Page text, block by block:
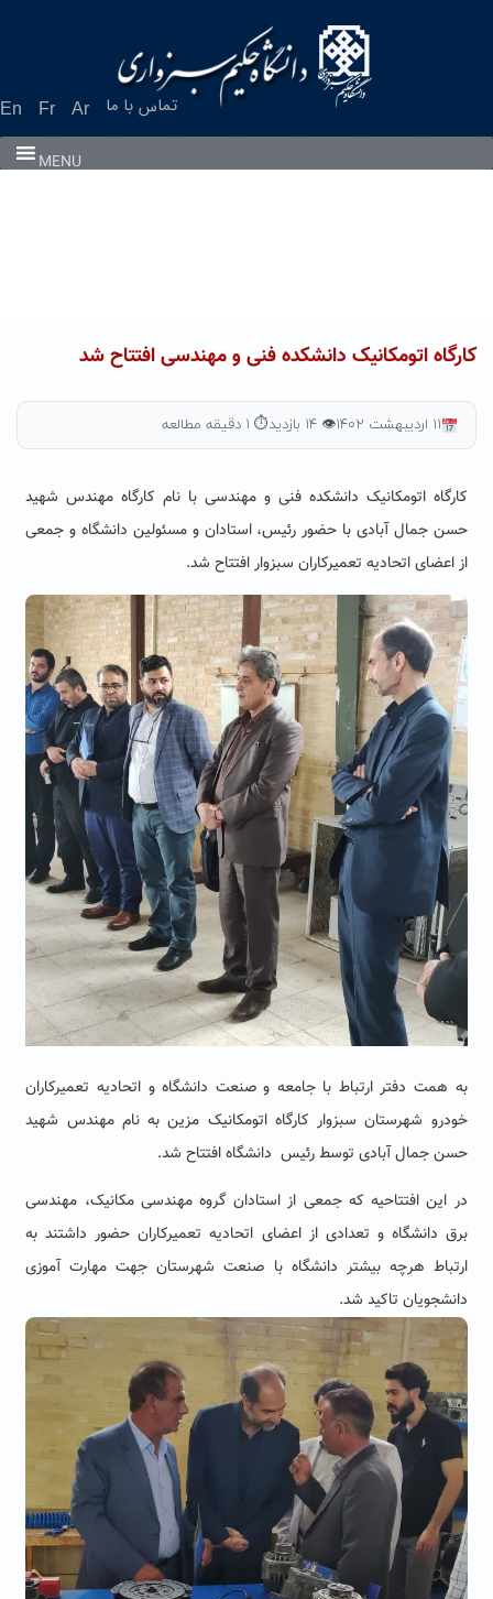
En Fr Ar تماس با ما
MENU
کارگاه اتومکانیک دانشکده فنی و مهندسی افتتاح شد
۱۱ اردیبهشت ۱۴۰۲ 👁 ۱۴ بازدید ⏱ ۱ دقیقه مطالعه
کارگاه اتومکانیک دانشکده فنی و مهندسی با نام کارگاه مهندس شهید
حسن جمال آبادی با حضور رئیس، استادان و مسئولین دانشگاه و جمعی
از اعضای اتحادیه تعمیرکاران سبزوار افتتاح شد.
به همت دفتر ارتباط با جامعه و صنعت دانشگاه و اتحادیه تعمیرکاران
خودرو شهرستان سبزوار کارگاه اتومکانیک مزین به نام مهندس شهید
حسن جمال آبادی توسط رئیس دانشگاه افتتاح شد.
در این افتتاحیه که جمعی از استادان گروه مهندسی مکانیک، مهندسی
برق دانشگاه و تعدادی از اعضای اتحادیه تعمیرکاران حضور داشتند به
ارتباط هرچه بیشتر دانشگاه با صنعت شهرستان جهت مهارت آموزی
دانشجویان تاکید شد.